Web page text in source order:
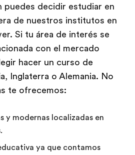
puedes decidir estudiar en
de nuestros institutos en
Si tu área de interés se
con el mercado
hacer un curso de
Inglaterra o Alemania. No
te ofrecemos:
y modernas localizadas en
ya que contamos